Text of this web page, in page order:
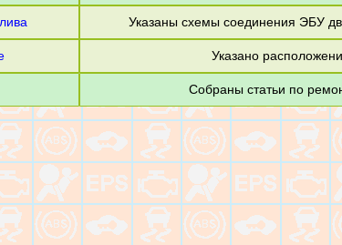
Указаны схемы соединения ЭБУ
Указано
Собраны статьи по